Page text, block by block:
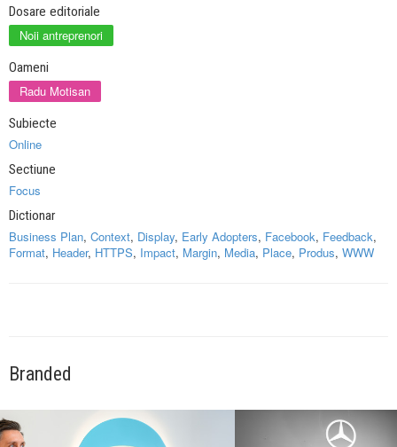
Dosare editoriale
Noii antreprenori
Oameni
Radu Motisan
Subiecte
Online
Sectiune
Focus
Dictionar
Business Plan, Context, Display, Early Adopters, Facebook, Feedback,
Format, Header, HTTPS, Impact, Margin, Media, Place, Produs, WWW
Branded